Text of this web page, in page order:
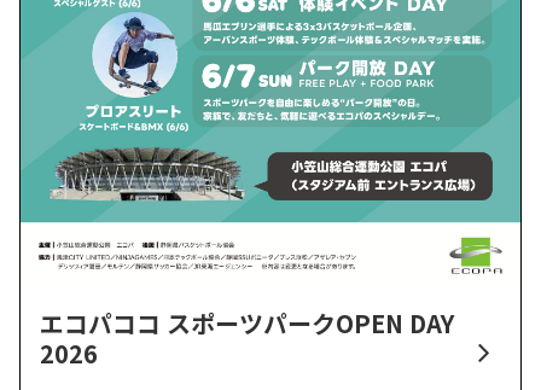
エコパココ スポーツパークOPEN DAY
2026